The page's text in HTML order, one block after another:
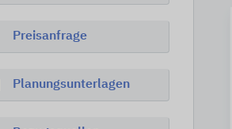
Preisanfrage
Planungsunterlagen